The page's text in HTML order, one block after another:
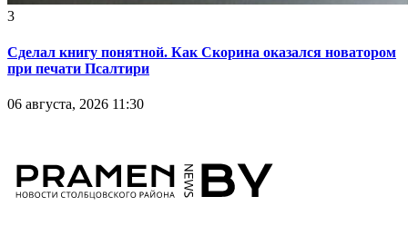
3
Сделал книгу понятной. Как Скорина оказался новатором
при печати Псалтири
06 августа, 2026 11:30